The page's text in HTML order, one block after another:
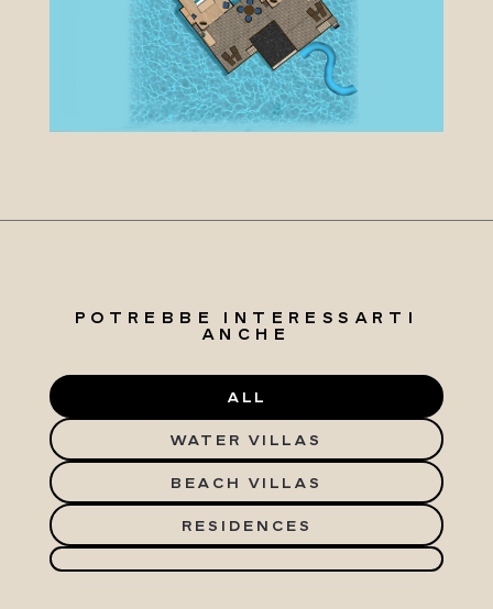
POTREBBE INTERESSARTI
ANCHE
ALL
WATER VILLAS
BEACH VILLAS
RESIDENCES